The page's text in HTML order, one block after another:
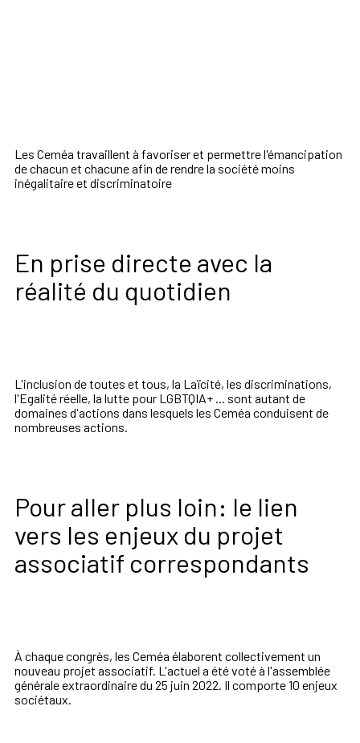
Les Ceméa travaillent à favoriser et permettre l'émancipation
de chacun et chacune afin de rendre la société moins
inégalitaire et discriminatoire
En prise directe avec la
réalité du quotidien
L'inclusion de toutes et tous, la Laïcité, les discriminations,
l'Egalité réelle, la lutte pour LGBTQIA+ ... sont autant de
domaines d'actions dans lesquels les Ceméa conduisent de
nombreuses actions.
Pour aller plus loin: le lien
vers les enjeux du projet
associatif correspondants
À chaque congrès, les Ceméa élaborent collectivement un
nouveau projet associatif. L'actuel a été voté à l'assemblée
générale extraordinaire du 25 juin 2022. Il comporte 10 enjeux
sociétaux.